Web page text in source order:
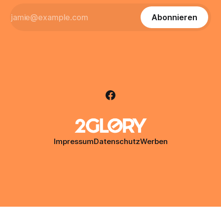
Abonnieren
ImpressumDatenschutzWerben